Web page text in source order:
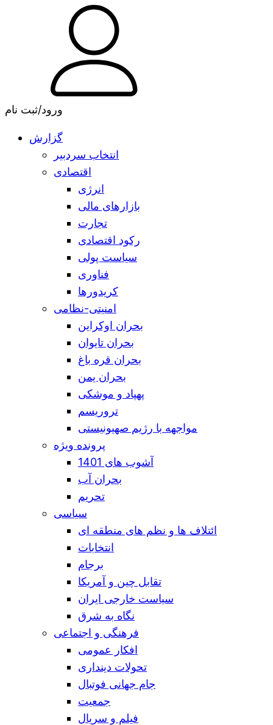
ورود/ثبت نام
گزارش
انتخاب سردبیر
اقتصادی
انرژی
بازارهای مالی
تجارت
رکود اقتصادی
سیاست پولی
فناوری
کریدورها
امنیتی-نظامی
بحران اوکراین
بحران تایوان
بحران قره باغ
بحران یمن
پهپاد و موشکی
تروریسم
مواجهه با رژیم صهیونیستی
پرونده ویژه
آشوب های 1401
بحران آب
تحریم
سیاسی
ائتلاف ها و نظم های منطقه ای
انتخابات
برجام
تقابل چین و آمریکا
سیاست خارجی ایران
نگاه به شرق
فرهنگی و اجتماعی
افکار عمومی
تحولات دینداری
جام جهانی فوتبال
جمعیت
فیلم و سریال